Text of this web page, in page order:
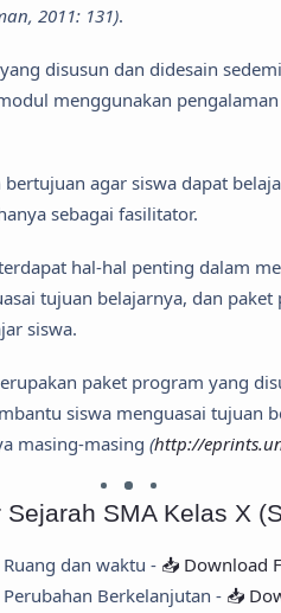
2011: 131).
disusun dan didesain
menggunakan
agar siswa dapat
sebagai fasilitator.
hal-hal penting dalam
tujuan belajarnya, dan
siswa.
paket program yang
siswa menguasai tujuan
masing-masing (http://
SMA Kelas X
dan waktu - 📥 Download
Berkelanjutan - 📥